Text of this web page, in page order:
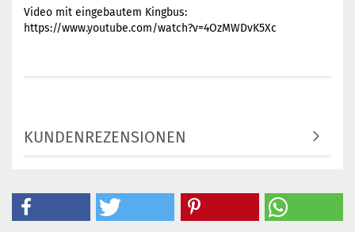
Video mit eingebautem Kingbus:
https://www.youtube.com/watch?v=4OzMWDvK5Xc
KUNDENREZENSIONEN